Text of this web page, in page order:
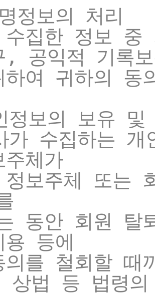
정보의 처리
수집한 정보 중
, 공익적 기록
하여 귀하의
보의 보유 및
가 수집하는 개
체가
정보주체 또는
동안 회원 탈
용 등에
의를 철회할 때
법 등 법령의